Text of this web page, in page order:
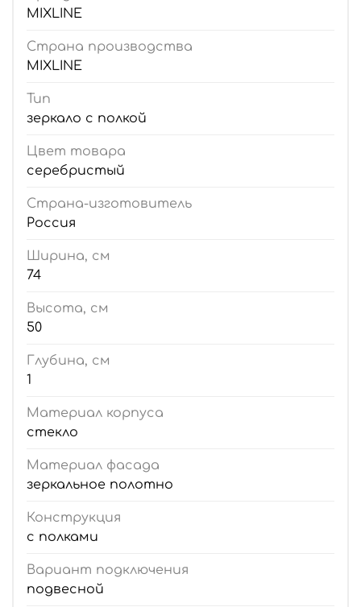
MIXLINE
Страна производства
MIXLINE
Тип
зеркало с полкой
Цвет товара
серебристый
Страна-изготовитель
Россия
Ширина, см
74
Высота, см
50
Глубина, см
1
Материал корпуса
стекло
Материал фасада
зеркальное полотно
Конструкция
с полками
Вариант подключения
подвесной